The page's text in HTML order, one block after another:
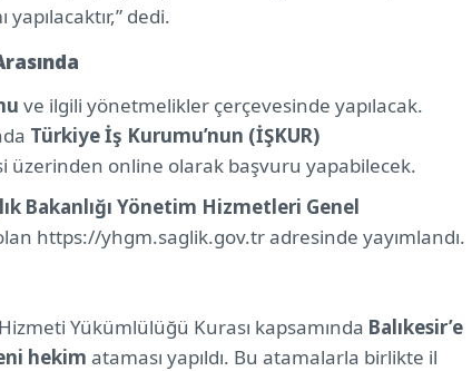
dedi.
ve ilgili yönetmelikler çerçevesinde yapılacak.
Türkiye İş Kurumu’nun (İŞKUR)
online olarak başvuru yapabilecek.
Bakanlığı Yönetim Hizmetleri Genel
https://yhgm.saglik.gov.tr adresinde yayımlandı.
Yükümlülüğü Kurası kapsamında Balıkesir’e
hekim ataması yapıldı. Bu atamalarla birlikte il